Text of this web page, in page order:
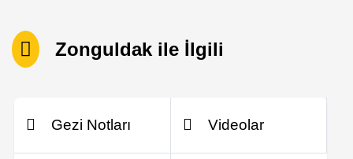
Zonguldak ile İlgili
Gezi Notları Videolar